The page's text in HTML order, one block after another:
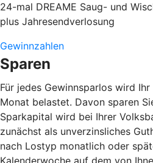
24-mal DREAME Saug- und
plus Jahresendverlosung
Gewinnzahlen
Sparen
Für jedes Gewinnsparlos wird
Monat belastet. Davon sparen
Sparkapital wird bei Ihrer
zunächst als unverzinsliches
nach Lostyp monatlich oder